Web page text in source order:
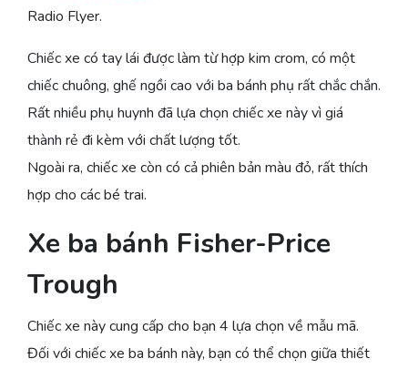
Radio Flyer.
Chiếc xe có tay lái được làm từ hợp kim crom, có một
chiếc chuông, ghế ngồi cao với ba bánh phụ rất chắc chắn.
Rất nhiều phụ huynh đã lựa chọn chiếc xe này vì giá
thành rẻ đi kèm với chất lượng tốt.
Ngoài ra, chiếc xe còn có cả phiên bản màu đỏ, rất thích
hợp cho các bé trai.
Xe ba bánh Fisher-Price
Trough
Chiếc xe này cung cấp cho bạn 4 lựa chọn về mẫu mã.
Đối với chiếc xe ba bánh này, bạn có thể chọn giữa thiết